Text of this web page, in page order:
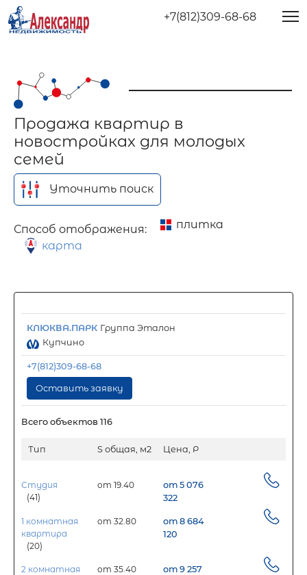
+7(812)309-68-68
Продажа квартир в
новостройках для молодых
семей
Уточнить поиск
Способ отображения:
плитка
карта
КЛЮКВА.ПАРК Группа Эталон
Купчино
+7(812)309-68-68
Оставить заявку
Всего объектов 116
Тип S общая, м2 Цена, Р
Студия
(41)
от 19.40
от 5 076
322
1 комнатная
квартира
(20)
от 32.80
от 8 684
120
2 комнатная
от 35.40
от 9 257